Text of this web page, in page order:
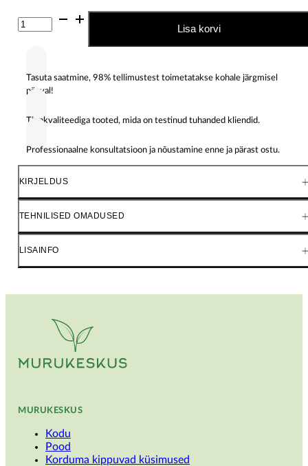
Dekoratiivne
muruseemne
Lisa korvi
Tasuta saatmine, 98% tellimustest toimetatakse kohale järgmisel
päeval!
Tippkvaliteediga tooted, mida on testinud tuhanded kliendid.
Professionaalne konsultatsioon ja nõustamine enne ja pärast ostu.
KIRJELDUS
TEHNILISED OMADUSED
LISAINFO
MURUKESKUS
Kodu
Pood
Korduma kippuvad küsimused